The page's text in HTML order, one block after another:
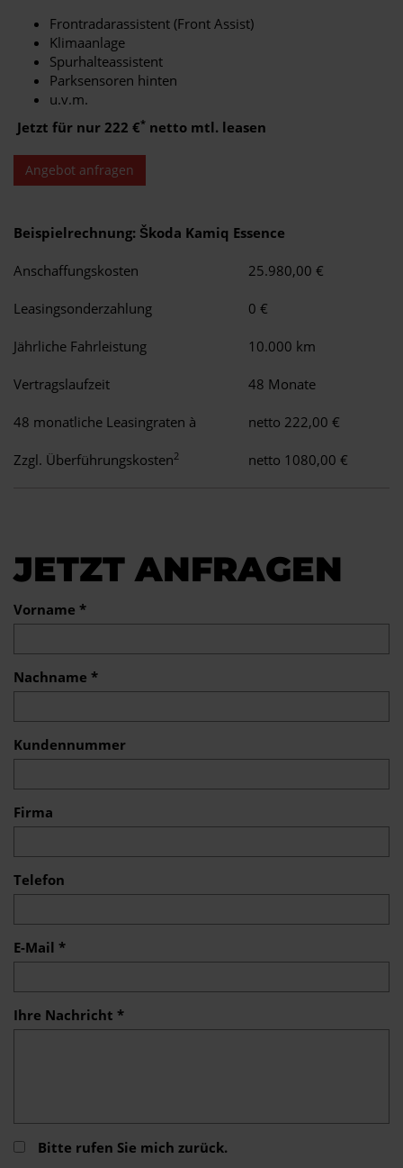
Frontradarassistent (Front Assist)
Klimaanlage
Spurhalteassistent
Parksensoren hinten
u.v.m.
Jetzt für nur 222 €* netto mtl. leasen
Angebot anfragen
Beispielrechnung: Škoda Kamiq Essence
Anschaffungskosten
Leasingsonderzahlung
Jährliche Fahrleistung
Vertragslaufzeit
48 monatliche Leasingraten à
Zzgl. Überführungskosten2
25.980,00 €
0 €
10.000 km
48 Monate
netto 222,00 €
netto 1080,00 €
JETZT ANFRAGEN
Vorname *
Nachname *
Kundennummer
Firma
Telefon
E-Mail *
Ihre Nachricht *
Bitte rufen Sie mich zurück.